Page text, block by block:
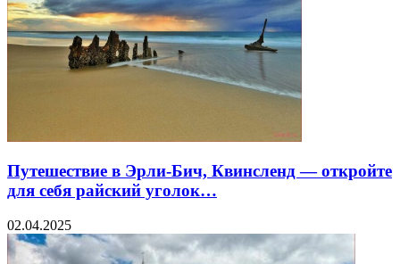
Путешествие в Эрли-Бич, Квинсленд — откройте
для себя райский уголок…
02.04.2025